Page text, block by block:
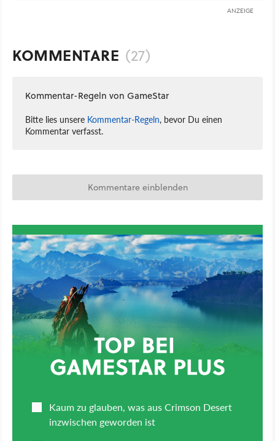
ANZEIGE
KOMMENTARE (27)
Kommentar-Regeln von GameStar
Bitte lies unsere Kommentar-Regeln, bevor Du einen
Kommentar verfasst.
Kommentare einblenden